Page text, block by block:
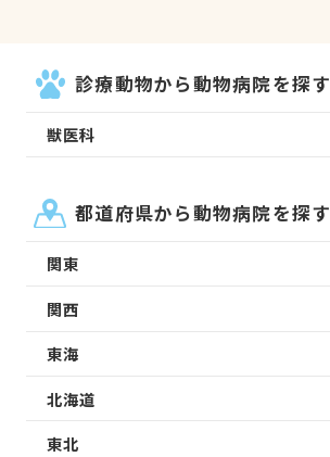
診療動物から動物病院を探す
獣医科
都道府県から動物病院を探す
関東
関西
東海
北海道
東北